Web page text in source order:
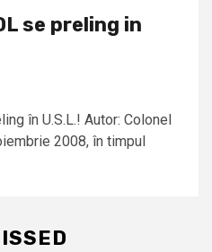
se preling in
în U.S.L.! Autor: Colonel
2008, în timpul